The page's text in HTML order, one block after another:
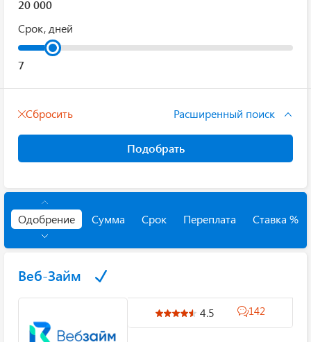
Срок, дней
Сбросить Расширенный поиск
Подобрать
Одобрение Сумма Срок Переплата Ставка %
Веб-Займ
4.5 142